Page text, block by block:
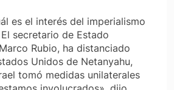
es el interés del imperialismo
secretario de Estado
Rubio, ha distanciado
Unidos de Netanyahu,
tomó medidas unilaterales